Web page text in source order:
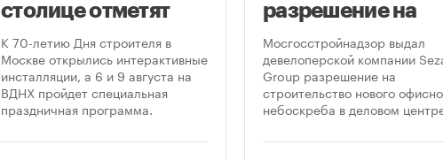
столице отметят
круглую дату
профессионального
праздника
К 70-летию Дня строителя в
Москве открылись интерактивные
инсталляции, а 6 и 9 августа на
ВДНХ пройдет специальная
праздничная программа.
разрешение на
строительство
небоскреба в
«Москва-Сити»
Мосгосстройнадзор выдал
девелоперской компании
Group разрешение на
строительство нового
небоскреба в деловом
предусматривает